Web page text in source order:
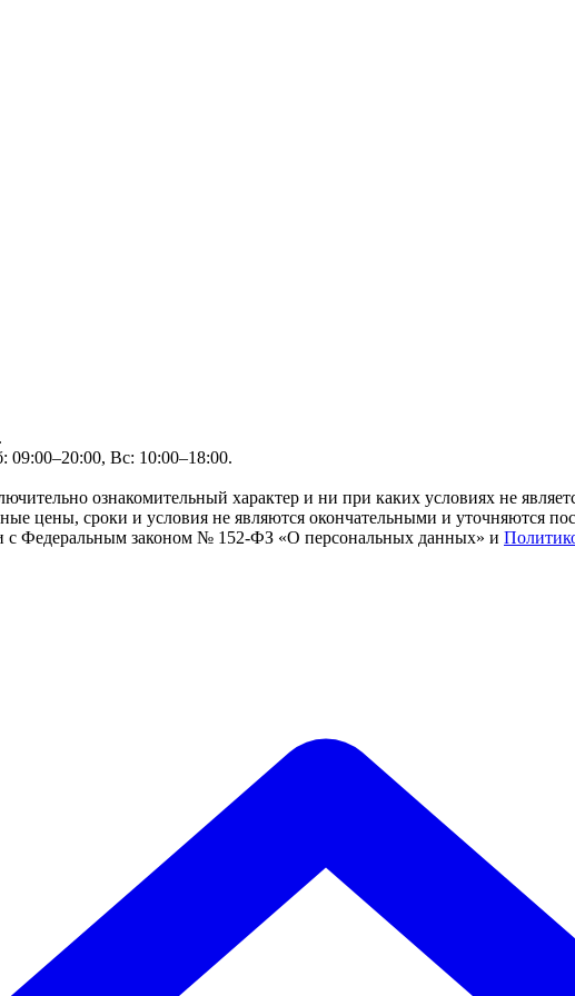
Вс: 10:00–18:00.
ознакомительный характер и ни при каких условиях не
цены, сроки и условия не являются окончательными и уточняются
с Федеральным законом № 152-ФЗ «О персональных данных» и